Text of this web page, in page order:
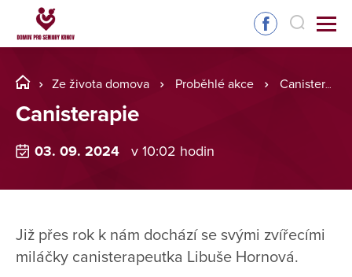
Ze života domova Proběhlé akce Canisterapie
Canisterapie
03. 09. 2024 v 10:02 hodin
Již přes rok k nám dochází se svými zvířecími
miláčky canisterapeutka Libuše Hornová.